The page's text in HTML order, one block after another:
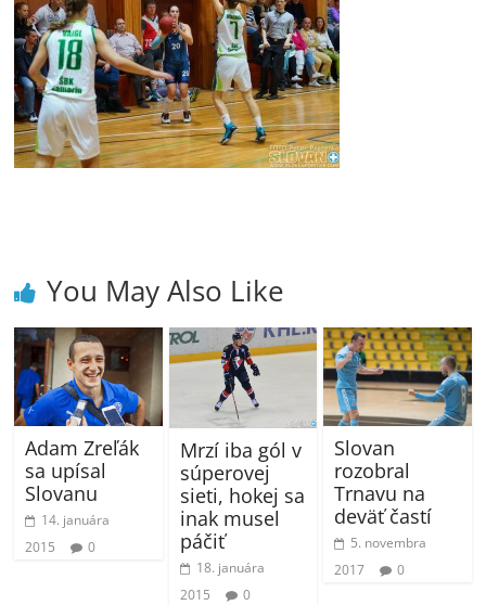
You May Also Like
Adam Zreľák
sa upísal
Slovanu
14. januára
2015
0
Mrzí iba gól v
súperovej
sieti, hokej sa
inak musel
páčiť
18. januára
2015
0
Slovan
rozobral
Trnavu na
deväť častí
5. novembra
2017
0